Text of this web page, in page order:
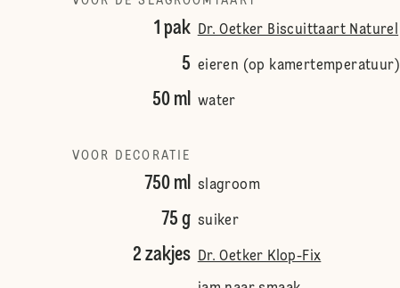
1 pak Dr. Oetker Biscuittaart Naturel
5 eieren (op kamertemperatuur)
50 ml water
VOOR DECORATIE
750 ml slagroom
75 g suiker
2 zakjes Dr. Oetker Klop-Fix